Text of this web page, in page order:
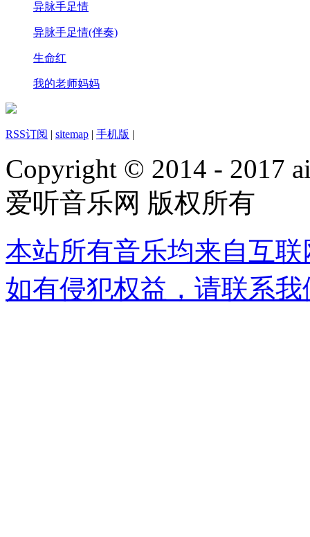
异脉手足情
异脉手足情(伴奏)
生命红
我的老师妈妈
RSS订阅 | sitemap | 手机版 |
Copyright © 2014 - 2017
爱听音乐网 版权所有
本站所有音乐均来自互
如有侵犯权益，请联系